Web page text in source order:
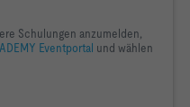
Schulungen anzumelden,
Eventportal und wählen